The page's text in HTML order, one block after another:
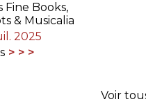
Fine Books,
& Musicalia
2025
Voir